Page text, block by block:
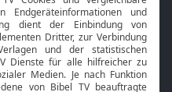
Smart TV
HbbTV
Bibelthek Online-Bibel
Nächster Gottesdienst